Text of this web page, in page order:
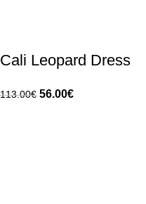
Cali Leopard Dress
113.00€ 56.00€